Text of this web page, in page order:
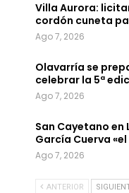
Villa Aurora:
cordón cuneta
Ago 7, 2026
Olavarría se
celebrar la 5ª
Ago 7, 2026
San Cayetano en
García Cuerva
Ago 7, 2026
ANTERIOR